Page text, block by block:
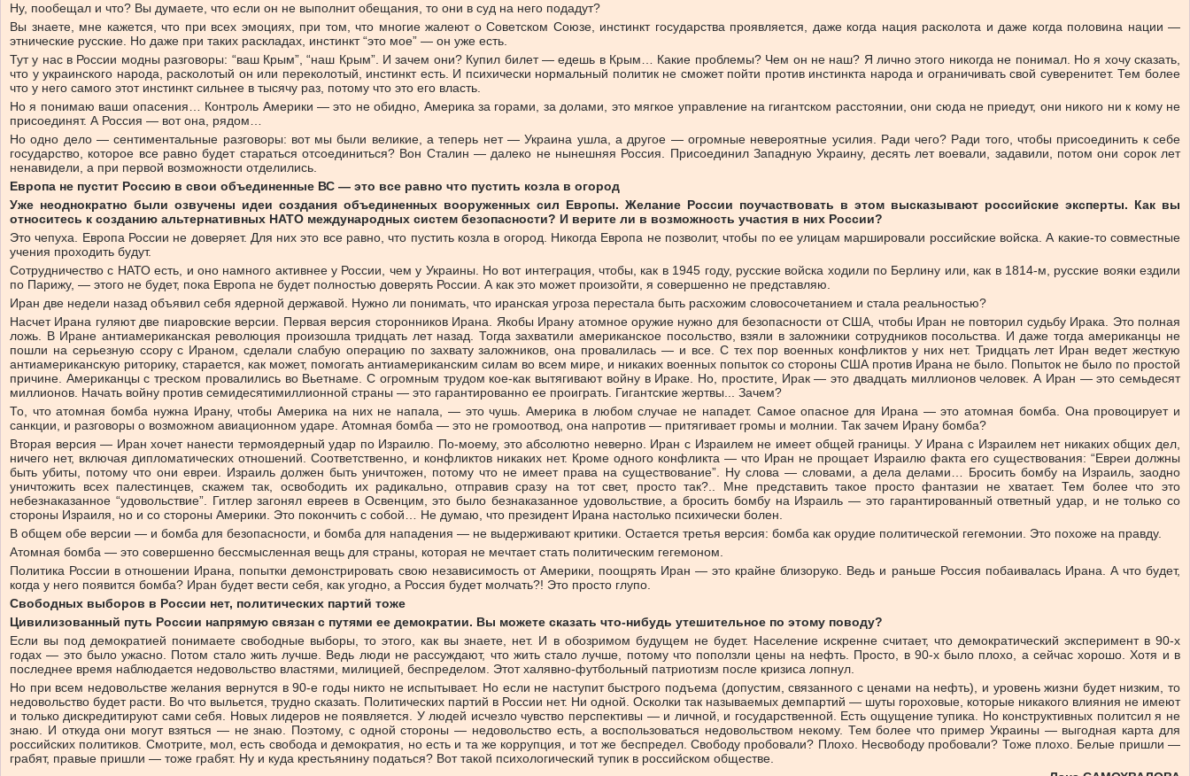
Ну, пообещал и что? Вы думаете, что если он не выполнит обещания, то они в суд на него подадут?
Вы знаете, мне кажется, что при всех эмоциях, при том, что многие жалеют о Советском Союзе, инстинкт государства проявляется, даже когда нация расколота и даже когда половина нации —
этнические русские. Но даже при таких раскладах, инстинкт “это мое” — он уже есть.
Тут у нас в России модны разговоры: “ваш Крым”, “наш Крым”. И зачем они? Купил билет — едешь в Крым… Какие проблемы? Чем он не наш? Я лично этого никогда не понимал. Но я хочу сказать,
что у украинского народа, расколотый он или переколотый, инстинкт есть. И психически нормальный политик не сможет пойти против инстинкта народа и ограничивать свой суверенитет. Тем более
что у него самого этот инстинкт сильнее в тысячу раз, потому что это его власть.
Но я понимаю ваши опасения… Контроль Америки — это не обидно, Америка за горами, за долами, это мягкое управление на гигантском расстоянии, они сюда не приедут, они никого ни к кому не
присоединят. А Россия — вот она, рядом…
Но одно дело — сентиментальные разговоры: вот мы были великие, а теперь нет — Украина ушла, а другое — огромные невероятные усилия. Ради чего? Ради того, чтобы присоединить к себе
государство, которое все равно будет стараться отсоединиться? Вон Сталин — далеко не нынешняя Россия. Присоединил Западную Украину, десять лет воевали, задавили, потом они сорок лет
ненавидели, а при первой возможности отделились.
Европа не пустит Россию в свои объединенные ВС — это все равно что пустить козла в огород
Уже неоднократно были озвучены идеи создания объединенных вооруженных сил Европы. Желание России поучаствовать в этом высказывают российские эксперты. Как вы
относитесь к созданию альтернативных НАТО международных систем безопасности? И верите ли в возможность участия в них России?
Это чепуха. Европа России не доверяет. Для них это все равно, что пустить козла в огород. Никогда Европа не позволит, чтобы по ее улицам маршировали российские войска. А какие-то совместные
учения проходить будут.
Сотрудничество с НАТО есть, и оно намного активнее у России, чем у Украины. Но вот интеграция, чтобы, как в 1945 году, русские войска ходили по Берлину или, как в 1814-м, русские вояки ездили
по Парижу, — этого не будет, пока Европа не будет полностью доверять России. А как это может произойти, я совершенно не представляю.
Иран две недели назад объявил себя ядерной державой. Нужно ли понимать, что иранская угроза перестала быть расхожим словосочетанием и стала реальностью?
Насчет Ирана гуляют две пиаровские версии. Первая версия сторонников Ирана. Якобы Ирану атомное оружие нужно для безопасности от США, чтобы Иран не повторил судьбу Ирака. Это полная
ложь. В Иране антиамериканская революция произошла тридцать лет назад. Тогда захватили американское посольство, взяли в заложники сотрудников посольства. И даже тогда американцы не
пошли на серьезную ссору с Ираном, сделали слабую операцию по захвату заложников, она провалилась — и все. С тех пор военных конфликтов у них нет. Тридцать лет Иран ведет жесткую
антиамериканскую риторику, старается, как может, помогать антиамериканским силам во всем мире, и никаких военных попыток со стороны США против Ирана не было. Попыток не было по простой
причине. Американцы с треском провалились во Вьетнаме. С огромным трудом кое-как вытягивают войну в Ираке. Но, простите, Ирак — это двадцать миллионов человек. А Иран — это семьдесят
миллионов. Начать войну против семидесятимиллионной страны — это гарантированно ее проиграть. Гигантские жертвы... Зачем?
То, что атомная бомба нужна Ирану, чтобы Америка на них не напала, — это чушь. Америка в любом случае не нападет. Самое опасное для Ирана — это атомная бомба. Она провоцирует и
санкции, и разговоры о возможном авиационном ударе. Атомная бомба — это не громоотвод, она напротив — притягивает громы и молнии. Так зачем Ирану бомба?
Вторая версия — Иран хочет нанести термоядерный удар по Израилю. По-моему, это абсолютно неверно. Иран с Израилем не имеет общей границы. У Ирана с Израилем нет никаких общих дел,
ничего нет, включая дипломатических отношений. Соответственно, и конфликтов никаких нет. Кроме одного конфликта — что Иран не прощает Израилю факта его существования: “Евреи должны
быть убиты, потому что они евреи. Израиль должен быть уничтожен, потому что не имеет права на существование”. Ну слова — словами, а дела делами… Бросить бомбу на Израиль, заодно
уничтожить всех палестинцев, скажем так, освободить их радикально, отправив сразу на тот свет, просто так?.. Мне представить такое просто фантазии не хватает. Тем более что это
небезнаказанное “удовольствие”. Гитлер загонял евреев в Освенцим, это было безнаказанное удовольствие, а бросить бомбу на Израиль — это гарантированный ответный удар, и не только со
стороны Израиля, но и со стороны Америки. Это покончить с собой… Не думаю, что президент Ирана настолько психически болен.
В общем обе версии — и бомба для безопасности, и бомба для нападения — не выдерживают критики. Остается третья версия: бомба как орудие политической гегемонии. Это похоже на правду.
Атомная бомба — это совершенно бессмысленная вещь для страны, которая не мечтает стать политическим гегемоном.
Политика России в отношении Ирана, попытки демонстрировать свою независимость от Америки, поощрять Иран — это крайне близоруко. Ведь и раньше Россия побаивалась Ирана. А что будет,
когда у него появится бомба? Иран будет вести себя, как угодно, а Россия будет молчать?! Это просто глупо.
Свободных выборов в России нет, политических партий тоже
Цивилизованный путь России напрямую связан с путями ее демократии. Вы можете сказать что-нибудь утешительное по этому поводу?
Если вы под демократией понимаете свободные выборы, то этого, как вы знаете, нет. И в обозримом будущем не будет. Население искренне считает, что демократический эксперимент в 90-х
годах — это было ужасно. Потом стало жить лучше. Ведь люди не рассуждают, что жить стало лучше, потому что поползли цены на нефть. Просто, в 90-х было плохо, а сейчас хорошо. Хотя и в
последнее время наблюдается недовольство властями, милицией, беспределом. Этот халявно-футбольный патриотизм после кризиса лопнул.
Но при всем недовольстве желания вернутся в 90-е годы никто не испытывает. Но если не наступит быстрого подъема (допустим, связанного с ценами на нефть), и уровень жизни будет низким, то
недовольство будет расти. Во что выльется, трудно сказать. Политических партий в России нет. Ни одной. Осколки так называемых демпартий — шуты гороховые, которые никакого влияния не имеют
и только дискредитируют сами себя. Новых лидеров не появляется. У людей исчезло чувство перспективы — и личной, и государственной. Есть ощущение тупика. Но конструктивных политсил я не
знаю. И откуда они могут взяться — не знаю. Поэтому, с одной стороны — недовольство есть, а воспользоваться недовольством некому. Тем более что пример Украины — выгодная карта для
российских политиков. Смотрите, мол, есть свобода и демократия, но есть и та же коррупция, и тот же беспредел. Свободу пробовали? Плохо. Несвободу пробовали? Тоже плохо. Белые пришли —
грабят, правые пришли — тоже грабят. Ну и куда крестьянину податься? Вот такой психологический тупик в российском обществе.